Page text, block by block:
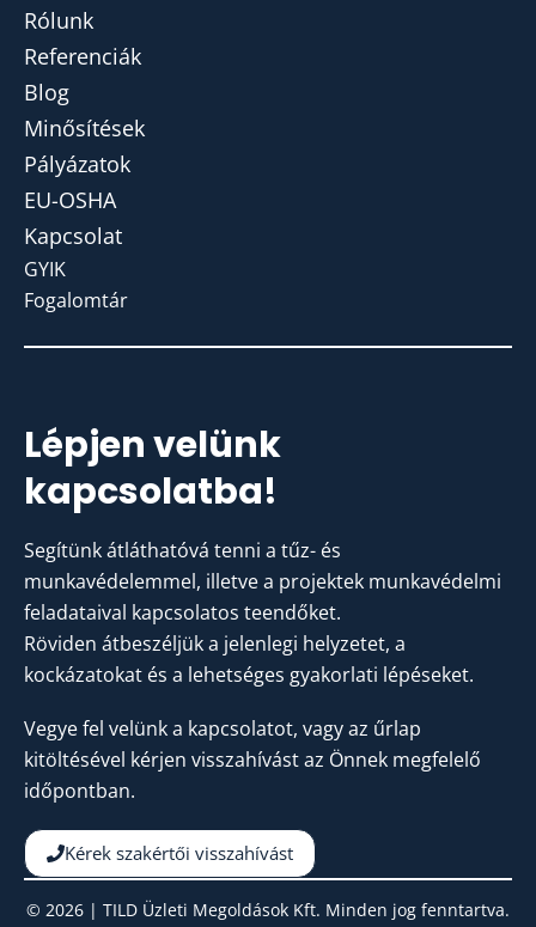
Rólunk
Referenciák
Blog
Minősítések
Pályázatok
EU-OSHA
Kapcsolat
GYIK
Fogalomtár
Lépjen velünk
kapcsolatba!
Segítünk átláthatóvá tenni a tűz- és
munkavédelemmel, illetve a projektek munkavédelmi
feladataival kapcsolatos teendőket.
Röviden átbeszéljük a jelenlegi helyzetet, a
kockázatokat és a lehetséges gyakorlati lépéseket.
Vegye fel velünk a kapcsolatot, vagy az űrlap
kitöltésével kérjen visszahívást az Önnek megfelelő
időpontban.
Kérek szakértői visszahívást
© 2026 | TILD Üzleti Megoldások Kft. Minden jog fenntartva.